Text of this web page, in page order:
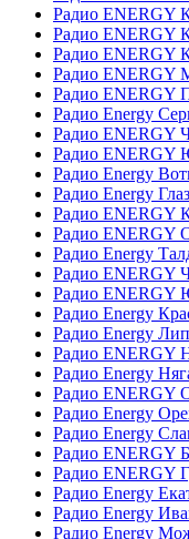
Радио ENERGY
Радио ENERGY
Радио ENERGY
Радио ENERGY
Радио ENERGY
Радио Energy
Радио ENERGY
Радио ENERGY
Радио Energy
Радио Energy
Радио ENERGY
Радио ENERGY
Радио Energy
Радио ENERGY
Радио ENERGY
Радио Energy
Радио Energy
Радио ENERGY
Радио Energy
Радио ENERGY
Радио Energy
Радио Energy
Радио ENERGY
Радио ENERGY
Радио Energy
Радио Energy
Радио Energy